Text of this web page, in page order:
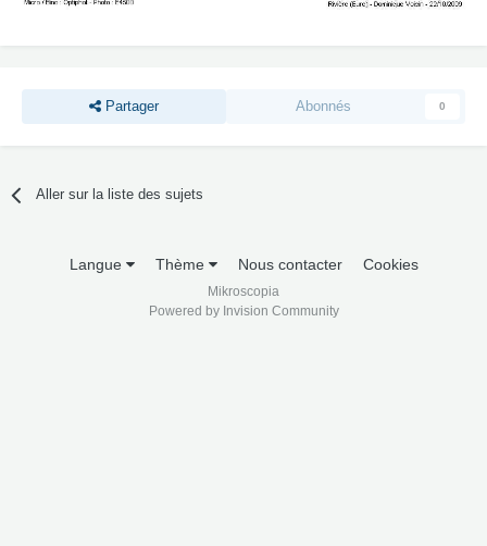
Partager Abonnés 0
Aller sur la liste des sujets
Langue Thème Nous contacter Cookies
Mikroscopia
Powered by Invision Community